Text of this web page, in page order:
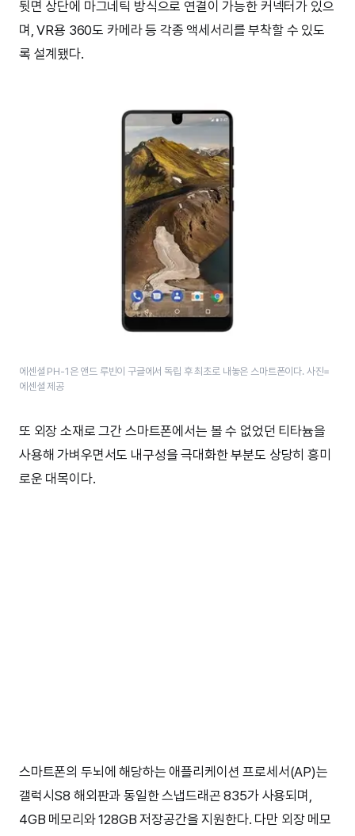
뒷면 상단에 마그네틱 방식으로 연결이 가능한 커넥터가 있으
며, VR용 360도 카메라 등 각종 액세서리를 부착할 수 있도
록 설계됐다.
에센셜 PH-1은 앤드 루빈이 구글에서 독립 후 최초로 내놓은 스마트폰이다. 사진=
에센셜 제공
또 외장 소재로 그간 스마트폰에서는 볼 수 없었던 티타늄을
사용해 가벼우면서도 내구성을 극대화한 부분도 상당히 흥미
로운 대목이다.
스마트폰의 두뇌에 해당하는 애플리케이션 프로세서(AP)는
갤럭시S8 해외판과 동일한 스냅드래곤 835가 사용되며,
4GB 메모리와 128GB 저장공간을 지원한다. 다만 외장 메모